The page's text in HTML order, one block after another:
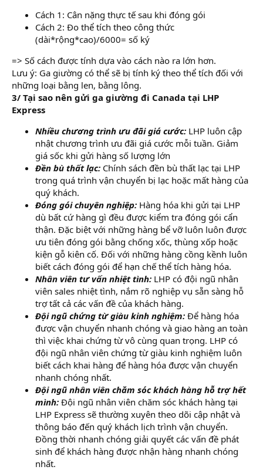
Cách 1: Cân nặng thực tế sau khi đóng gói
Cách 2: Đo thể tích theo công thức
(dài*rộng*cao)/6000= số ký
=> Số cách được tính dựa vào cách nào ra lớn hơn.
Lưu ý: Ga giường có thể sẽ bị tính ký theo thể tích đối với
những loại bằng len, bằng lông.
3/ Tại sao nên gửi ga giường đi Canada tại LHP
Express
Nhiều chương trình ưu đãi giá cước: LHP luôn cập
nhật chương trình ưu đãi giá cước mỗi tuần. Giảm
giá sốc khi gửi hàng số lượng lớn
Đền bù thất lạc: Chính sách đền bù thất lạc tại LHP
trong quá trình vận chuyển bị lạc hoặc mất hàng của
quý khách.
Đóng gói chuyên nghiệp: Hàng hóa khi gửi tại LHP
dù bất cứ hàng gì đều được kiểm tra đóng gói cẩn
thận. Đặc biệt với những hàng bể vỡ luôn luôn được
ưu tiên đóng gói bằng chống xốc, thùng xốp hoặc
kiện gỗ kiên cố. Đối với những hàng cồng kềnh luôn
biết cách đóng gói để hạn chế thể tích hàng hóa.
Nhân viên tư vấn nhiệt tình: LHP có đội ngũ nhân
viên sales nhiệt tình, nắm rõ nghiệp vụ sẵn sàng hỗ
trợ tất cả các vấn đề của khách hàng.
Đội ngũ chứng từ giàu kinh nghiệm: Để hàng hóa
được vận chuyển nhanh chóng và giao hàng an toàn
thì việc khai chứng từ vô cùng quan trọng. LHP có
đội ngũ nhân viên chứng từ giàu kinh nghiệm luôn
biết cách khai hàng để hàng hóa được vận chuyển
nhanh chóng nhất.
Đội ngũ nhân viên chăm sóc khách hàng hỗ trợ hết
mình: Đội ngũ nhân viên chăm sóc khách hàng tại
LHP Express sẽ thường xuyên theo dõi cập nhật và
thông báo đến quý khách lịch trình vận chuyển.
Đồng thời nhanh chóng giải quyết các vấn đề phát
sinh để khách hàng được nhận hàng nhanh chóng
nhất.